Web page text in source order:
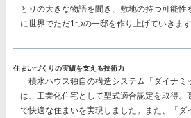
とりの大きな物語を聞き、敷地の持つ可能
に世界でただ1つの一邸を作り上げていきます
住まいづくりの実績を支える技術力
積水ハウス独自の構造システム 「ダイナ
は、工業化住宅として型式適合認定を取得。
で快適な住まいを実現しました。また、
「